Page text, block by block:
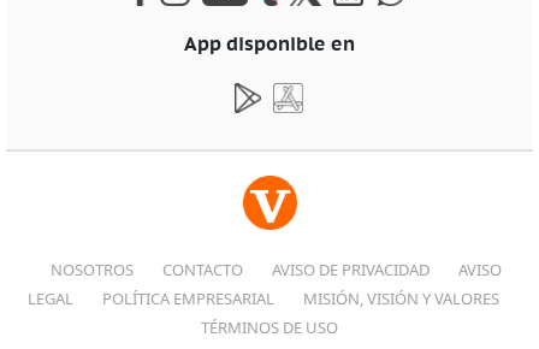
App disponible en
NOSOTROS CONTACTO AVISO DE PRIVACIDAD
AVISO
LEGAL
POLÍTICA EMPRESARIAL
MISIÓN, VISIÓN Y VALORES
TÉRMINOS DE USO